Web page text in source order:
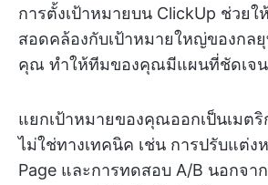
การตั้งเป้าหมายบน ClickUp ช่วยใ
สอดคล้องกับเป้าหมายใหญ่ของกล
คุณ ทำให้ทีมของคุณมีแผนที่ชัดเจน
แยกเป้าหมายของคุณออกเป็นเมต
ไม่ใช่ทางเทคนิค เช่น การปรับแต่ง
Page และการทดสอบ A/B นอกจา